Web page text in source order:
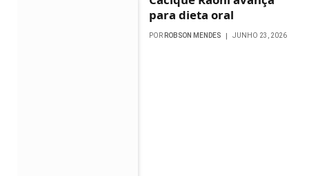
para dieta oral
POR ROBSON MENDES JUNHO 23, 2026